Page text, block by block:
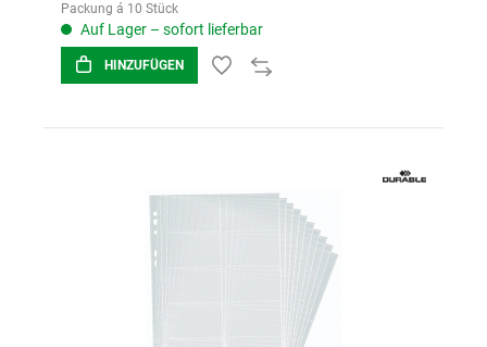
Packung á 10 Stück
Auf Lager – sofort lieferbar
HINZUFÜGEN